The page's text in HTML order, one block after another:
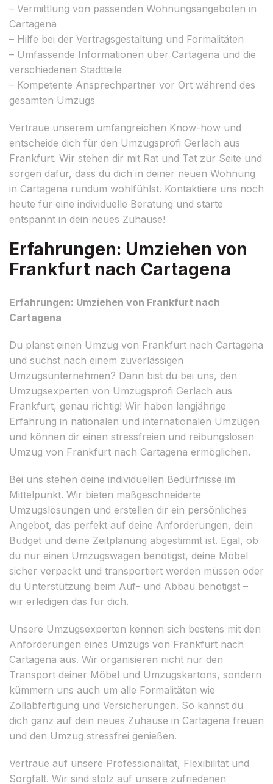
– Vermittlung von passenden Wohnungsangeboten in
Cartagena
– Hilfe bei der Vertragsgestaltung und Formalitäten
– Umfassende Informationen über Cartagena und die
verschiedenen Stadtteile
– Kompetente Ansprechpartner vor Ort während des
gesamten Umzugs
Vertraue unserem umfangreichen Know-how und
entscheide dich für den Umzugsprofi Gerlach aus
Frankfurt. Wir stehen dir mit Rat und Tat zur Seite und
sorgen dafür, dass du dich in deiner neuen Wohnung
in Cartagena rundum wohlfühlst. Kontaktiere uns noch
heute für eine individuelle Beratung und starte
entspannt in dein neues Zuhause!
Erfahrungen: Umziehen von
Frankfurt nach Cartagena
Erfahrungen: Umziehen von Frankfurt nach
Cartagena
Du planst einen Umzug von Frankfurt nach Cartagena
und suchst nach einem zuverlässigen
Umzugsunternehmen? Dann bist du bei uns, den
Umzugsexperten von Umzugsprofi Gerlach aus
Frankfurt, genau richtig! Wir haben langjährige
Erfahrung in nationalen und internationalen Umzügen
und können dir einen stressfreien und reibungslosen
Umzug von Frankfurt nach Cartagena ermöglichen.
Bei uns stehen deine individuellen Bedürfnisse im
Mittelpunkt. Wir bieten maßgeschneiderte
Umzugslösungen und erstellen dir ein persönliches
Angebot, das perfekt auf deine Anforderungen, dein
Budget und deine Zeitplanung abgestimmt ist. Egal, ob
du nur einen Umzugswagen benötigst, deine Möbel
sicher verpackt und transportiert werden müssen oder
du Unterstützung beim Auf- und Abbau benötigst –
wir erledigen das für dich.
Unsere Umzugsexperten kennen sich bestens mit den
Anforderungen eines Umzugs von Frankfurt nach
Cartagena aus. Wir organisieren nicht nur den
Transport deiner Möbel und Umzugskartons, sondern
kümmern uns auch um alle Formalitäten wie
Zollabfertigung und Versicherungen. So kannst du
dich ganz auf dein neues Zuhause in Cartagena freuen
und den Umzug stressfrei genießen.
Vertraue auf unsere Professionalität, Flexibilität und
Sorgfalt. Wir sind stolz auf unsere zufriedenen